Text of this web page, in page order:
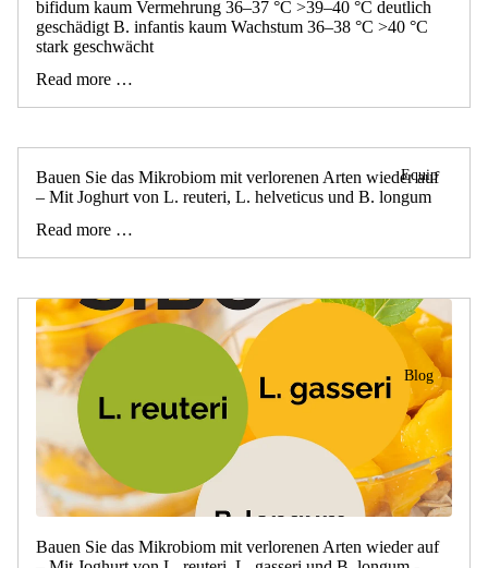
Equip
Blog
bifidum kaum Vermehrung 36–37 °C >39–40 °C deutlich
geschädigt B. infantis kaum Wachstum 36–38 °C >40 °C
stark geschwächt
Read more …
Bauen Sie das Mikrobiom mit verlorenen Arten wieder auf
– Mit Joghurt von L. reuteri, L. helveticus und B. longum
Read more …
Bauen Sie das Mikrobiom mit verlorenen Arten wieder auf